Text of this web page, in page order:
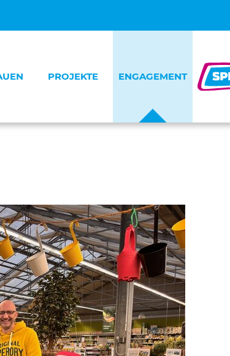
PROJEKTE
Täter werden
Kinderschutz
Herzenspreis
Haus Ortenau
ENGAGEMENT
Unternehmen werden Partner
Spendendemo
Benefiz-Christstollen
Tore für Kinder
Golf4Kids
Buch Prof. Dr. Regina Steil